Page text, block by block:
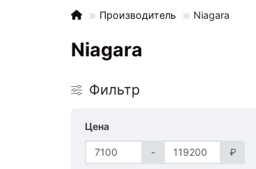
Производитель Niagara
Niagara
Фильтр
Цена
- ₽